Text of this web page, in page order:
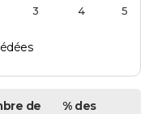
3 4 5
de
% des